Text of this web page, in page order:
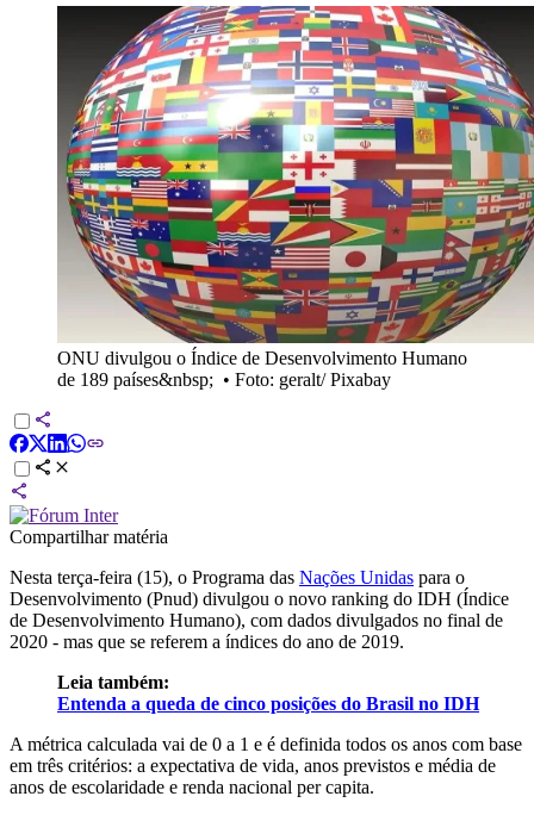
ONU divulgou o Índice de Desenvolvimento Humano
de 189 países&nbsp; • Foto: geralt/ Pixabay
Compartilhar matéria
Nesta terça-feira (15), o Programa das Nações Unidas para o
Desenvolvimento (Pnud) divulgou o novo ranking do IDH (Índice
de Desenvolvimento Humano), com dados divulgados no final de
2020 - mas que se referem a índices do ano de 2019.
Leia também:
Entenda a queda de cinco posições do Brasil no IDH
A métrica calculada vai de 0 a 1 e é definida todos os anos com base
em três critérios: a expectativa de vida, anos previstos e média de
anos de escolaridade e renda nacional per capita.